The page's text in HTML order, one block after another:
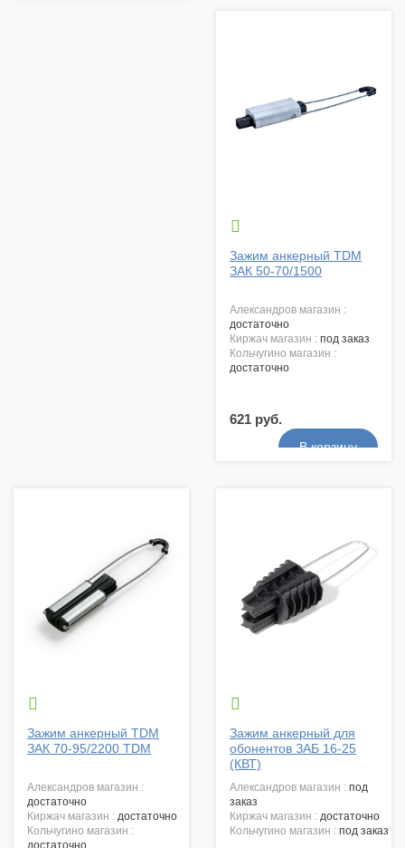

Зажим анкерный TDM
ЗАК 50-70/1500
александров магазин :
достаточно
киржач магазин : под заказ
кольчугино магазин :
достаточно
621 руб.

Зажим анкерный TDM
ЗАК 70-95/2200 TDM
александров магазин :
достаточно
киржач магазин : достаточно
кольчугино магазин :

Зажим анкерный для
обонентов ЗАБ 16-25
(КВТ)
александров магазин : под
заказ
киржач магазин : достаточно
кольчугино магазин : под заказ